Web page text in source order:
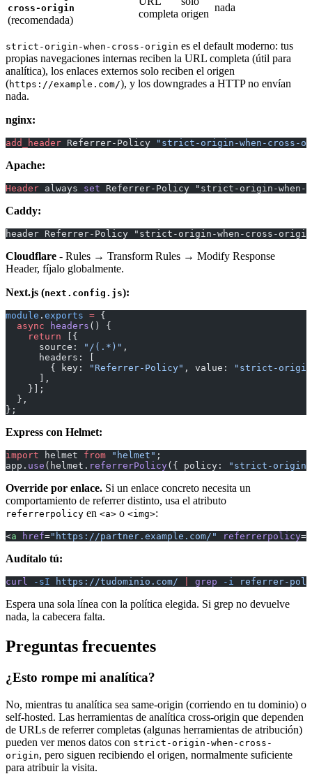
cross-origin
(recomendada)
completa origen
nada
strict-origin-when-cross-origin es el default moderno: tus
propias navegaciones internas reciben la URL completa (útil para
analítica), los enlaces externos solo reciben el origen
(https://example.com/), y los downgrades a HTTP no envían
nada.
nginx:
add_header Referrer-Policy "strict-origin-when-cross-
Apache:
Header always set Referrer-Policy "strict-origin-when-
Caddy:
header Referrer-Policy "strict-origin-when-cross-
Cloudflare - Rules → Transform Rules → Modify Response
Header, fíjalo globalmente.
Next.js (next.config.js):
module . exports = {
  async
headers () {
    return
[{
      source:
"/(.*)" ,
      headers: [
        { key:
"Referrer-Policy" , value:
"strict-
      ],
    }];
  },
};
Express con Helmet:
import helmet from "helmet" ;
app. use (helmet. referrerPolicy({ policy: "strict-origin-
Override por enlace. Si un enlace concreto necesita un
comportamiento de referrer distinto, usa el atributo
referrerpolicy en <a> o <img>:
<a href="https://partner.example.com/" referrerpolicy=
Audítalo tú:
curl -sI https://tudominio.com/ grep -i referrer-
Espera una sola línea con la política elegida. Si grep no devuelve
nada, la cabecera falta.
Preguntas frecuentes
¿Esto rompe mi analítica?
No, mientras tu analítica sea same-origin (corriendo en tu dominio) o
self-hosted. Las herramientas de analítica cross-origin que dependen
de URLs de referrer completas (algunas herramientas de atribución)
pueden ver menos datos con strict-origin-when-cross-
origin, pero siguen recibiendo el origen, normalmente suficiente
para atribuir la visita.